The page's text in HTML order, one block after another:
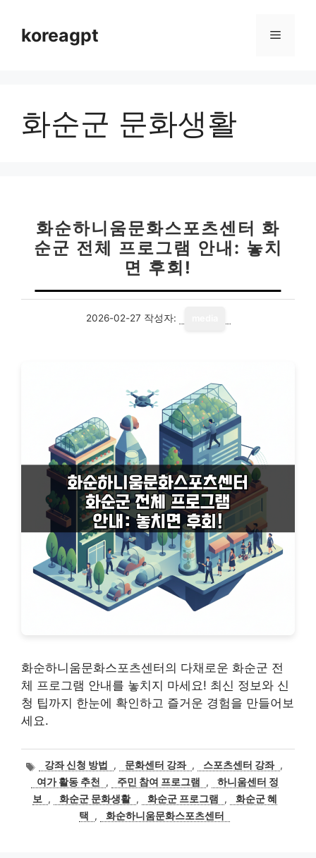
koreagpt 메
화순군 문화생활
화순하니움문화스포츠센터 화
순군 전체 프로그램 안내: 놓치
면 후회!
2026-02-27 작성자:
화순하니움문화스포츠센터의 다채로운 화순군 전
체 프로그램 안내를 놓치지 마세요! 최신 정보와 신
청 팁까지 한눈에 확인하고 즐거운 경험을 만들어보
세요.
태
그
강좌 신청 방법 , 문화센터 강좌 , 스포츠센터 강좌 ,
여가 활동 추천
, 주민 참여 프로그램 ,
하니움센터 정
보
, 화순군 문화생활 , 화순군 프로그램 ,
화순군 혜
택
, 화순하니움문화스포츠센터